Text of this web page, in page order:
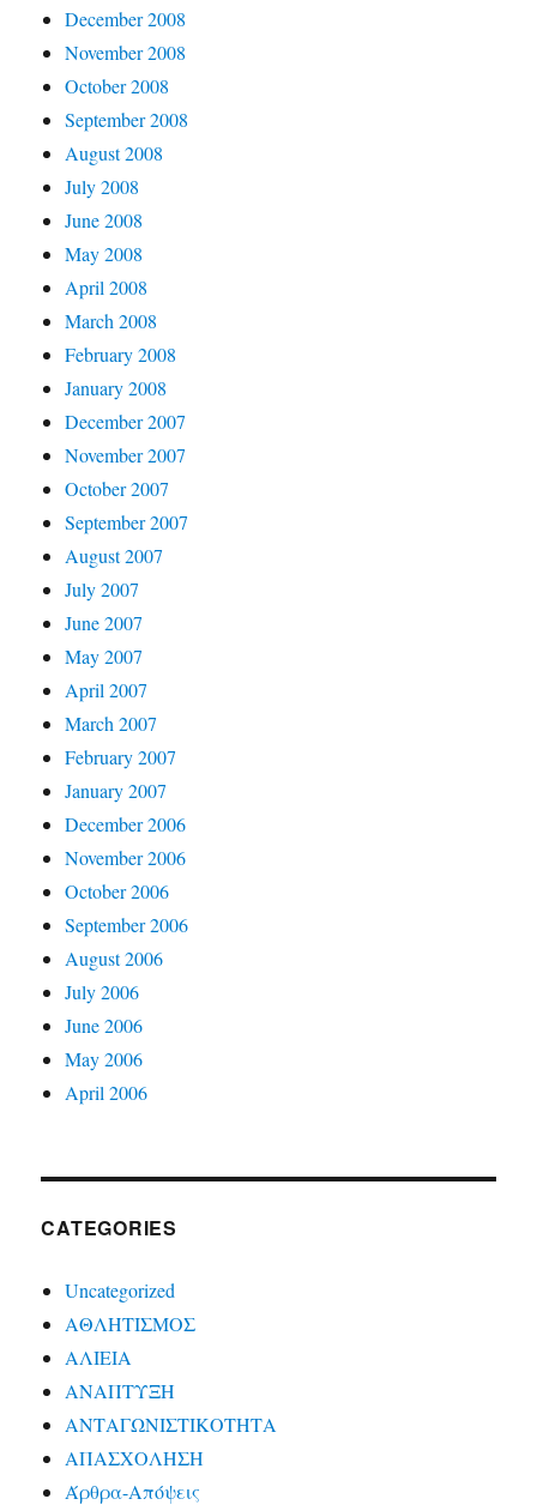
December 2008
November 2008
October 2008
September 2008
August 2008
July 2008
June 2008
May 2008
April 2008
March 2008
February 2008
January 2008
December 2007
November 2007
October 2007
September 2007
August 2007
July 2007
June 2007
May 2007
April 2007
March 2007
February 2007
January 2007
December 2006
November 2006
October 2006
September 2006
August 2006
July 2006
June 2006
May 2006
April 2006
CATEGORIES
Uncategorized
ΑΘΛΗΤΙΣΜΟΣ
ΑΛΙΕΙΑ
ΑΝΑΠΤΥΞΗ
ΑΝΤΑΓΩΝΙΣΤΙΚΟΤΗΤΑ
ΑΠΑΣΧΟΛΗΣΗ
Άρθρα-Απόψεις